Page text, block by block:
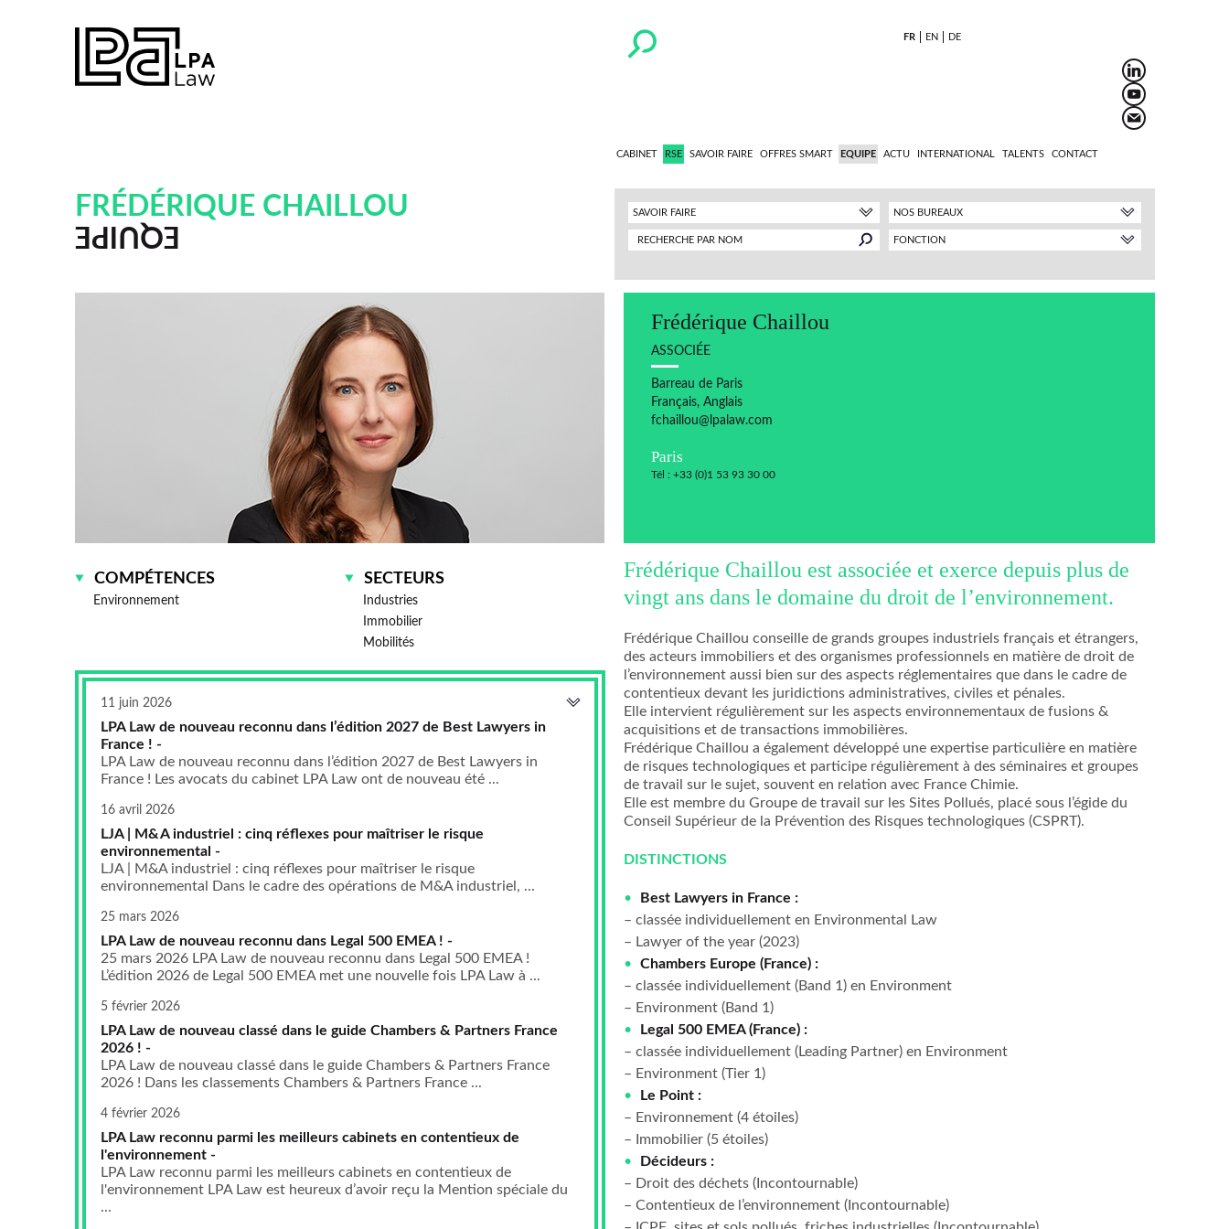
FR EN DE
CABINET RSE SAVOIR FAIRE OFFRES SMART EQUIPE ACTU INTERNATIONAL TALENTS CONTACT
FRÉDÉRIQUE CHAILLOU
EQUIPE
SAVOIR FAIRE NOS BUREAUX
FONCTION
COMPÉTENCES
Environnement
SECTEURS
Industries
Immobilier
Mobilités
11 juin 2026
LPA Law de nouveau reconnu dans l’édition 2027 de Best Lawyers in
France ! -
LPA Law de nouveau reconnu dans l’édition 2027 de Best Lawyers in
France ! Les avocats du cabinet LPA Law ont de nouveau été ...
16 avril 2026
LJA | M&A industriel : cinq réflexes pour maîtriser le risque
environnemental -
LJA | M&A industriel : cinq réflexes pour maîtriser le risque
environnemental Dans le cadre des opérations de M&A industriel, ...
25 mars 2026
LPA Law de nouveau reconnu dans Legal 500 EMEA ! -
25 mars 2026 LPA Law de nouveau reconnu dans Legal 500 EMEA !
L’édition 2026 de Legal 500 EMEA met une nouvelle fois LPA Law à ...
5 février 2026
LPA Law de nouveau classé dans le guide Chambers & Partners France
2026 ! -
LPA Law de nouveau classé dans le guide Chambers & Partners France
2026 ! Dans les classements Chambers & Partners France ...
4 février 2026
LPA Law reconnu parmi les meilleurs cabinets en contentieux de
l'environnement -
LPA Law reconnu parmi les meilleurs cabinets en contentieux de
l'environnement LPA Law est heureux d’avoir reçu la Mention spéciale du
...
Frédérique Chaillou
ASSOCIÉE
Barreau de Paris
Français, Anglais
fchaillou@lpalaw.com
Paris
Tél : +33 (0)1 53 93 30 00
Frédérique Chaillou est associée et exerce depuis plus de
vingt ans dans le domaine du droit de l’environnement.
Frédérique Chaillou conseille de grands groupes industriels français et étrangers,
des acteurs immobiliers et des organismes professionnels en matière de droit de
l’environnement aussi bien sur des aspects réglementaires que dans le cadre de
contentieux devant les juridictions administratives, civiles et pénales.
Elle intervient régulièrement sur les aspects environnementaux de fusions &
acquisitions et de transactions immobilières.
Frédérique Chaillou a également développé une expertise particulière en matière
de risques technologiques et participe régulièrement à des séminaires et groupes
de travail sur le sujet, souvent en relation avec France Chimie.
Elle est membre du Groupe de travail sur les Sites Pollués, placé sous l’égide du
Conseil Supérieur de la Prévention des Risques technologiques (CSPRT).
DISTINCTIONS
Best Lawyers in France :
– classée individuellement en Environmental Law
– Lawyer of the year (2023)
Chambers Europe (France) :
– classée individuellement (Band 1) en Environment
– Environment (Band 1)
Legal 500 EMEA (France) :
– classée individuellement (Leading Partner) en Environment
– Environment (Tier 1)
Le Point :
– Environnement (4 étoiles)
– Immobilier (5 étoiles)
Décideurs :
– Droit des déchets (Incontournable)
– Contentieux de l’environnement (Incontournable)